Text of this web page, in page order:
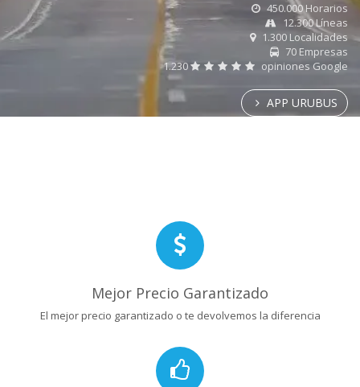
450.000 Horarios
12.300 Líneas
1.300 Localidades
70 Empresas
1.230
opiniones Google
APP URUBUS
Mejor Precio Garantizado
El mejor precio garantizado o te devolvemos la diferencia